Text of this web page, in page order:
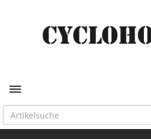
Toggle navigation